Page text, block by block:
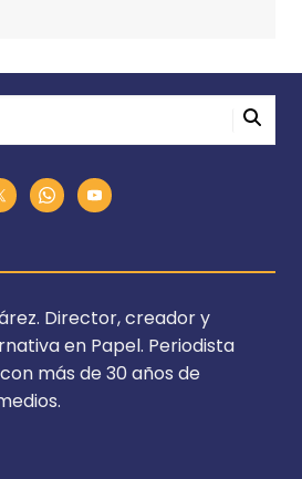
Director, creador y
en Papel. Periodista
más de 30 años de